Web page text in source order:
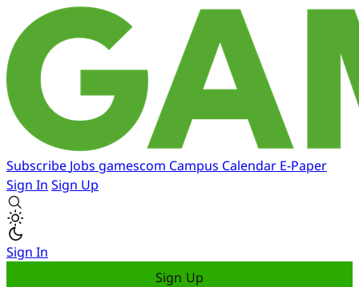
Subscribe Jobs gamescom Campus Calendar E-Paper
Sign In Sign Up
Sign In
Sign Up